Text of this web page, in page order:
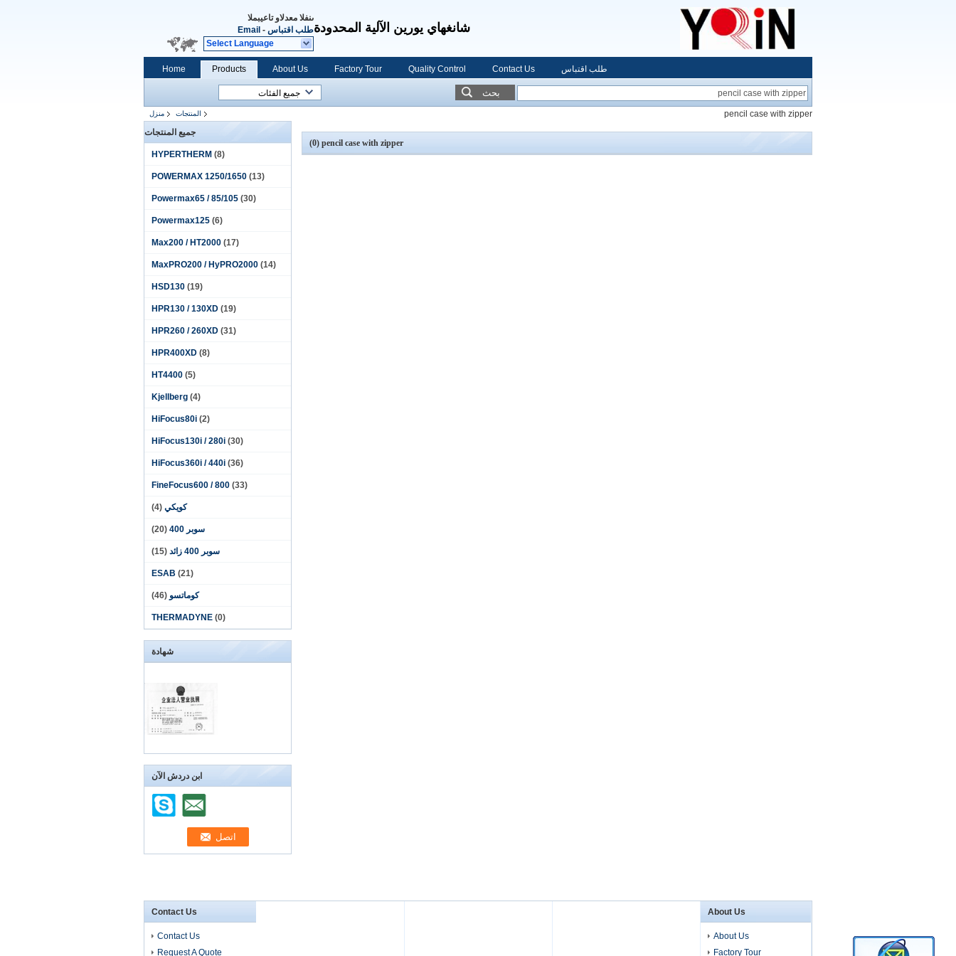
شانغهاي يورين الآلية المحدودة
المبيعات والدعم الفنى
طلب اقتباس -
Email
Select Language
Home Products About Us Factory Tour Quality Control Contact Us طلب اقتباس
بحث
منزل المنتجات
pencil case with zipper
جميع المنتجات
HYPERTHERM (8)
POWERMAX 1250/1650 (13)
Powermax65 / 85/105 (30)
Powermax125 (6)
Max200 / HT2000 (17)
MaxPRO200 / HyPRO2000 (14)
HSD130 (19)
HPR130 / 130XD (19)
HPR260 / 260XD (31)
HPR400XD (8)
HT4400 (5)
Kjellberg (4)
HiFocus80i (2)
HiFocus130i / 280i (30)
HiFocus360i / 440i (36)
FineFocus600 / 800 (33)
كويكي (4)
سوبر 400 (20)
سوبر 400 زائد (15)
ESAB (21)
كوماتسو (46)
THERMADYNE (0)
شهادة
ابن دردش الآن
pencil case with zipper
(0)
About Us
About Us
Factory Tour
Contact Us
Contact Us
Request A Quote